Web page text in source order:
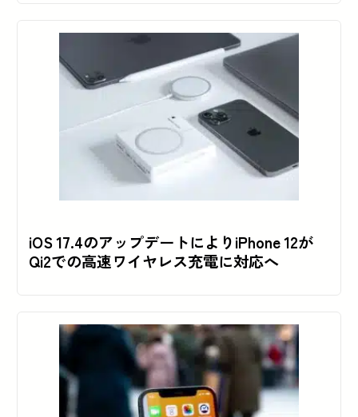
iOS 17.4のアップデートによりiPhone 12が
Qi2での高速ワイヤレス充電に対応へ